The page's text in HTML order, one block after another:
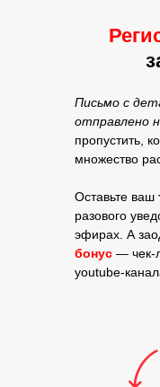
Письмо с
отправлено
пропустить,
множество
Оставьте ваш
разового
эфирах. А
бонус — чек-
youtube-